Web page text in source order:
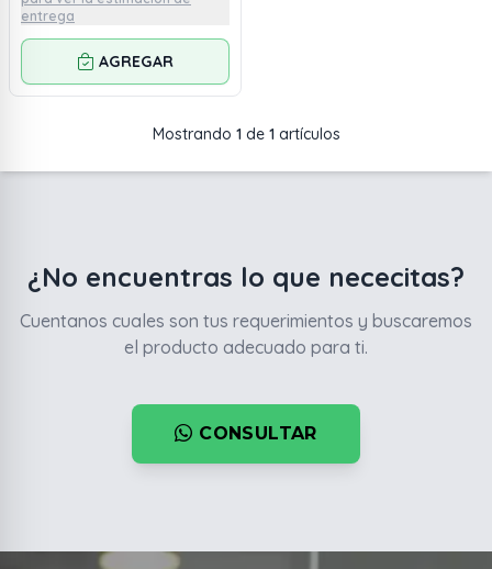
entrega
AGREGAR
Mostrando 1de 1artículos
¿No encuentras lo que nececitas?
Cuentanos cuales son tus requerimientos y buscaremos
el producto adecuado para ti.
CONSULTAR